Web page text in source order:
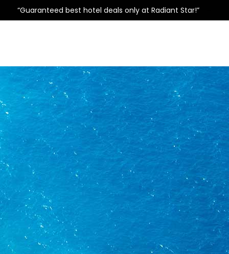
“Guaranteed best hotel deals only at Radiant Star!”